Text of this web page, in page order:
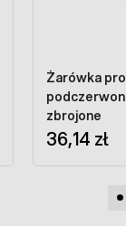
Żarówka
zbrojone
36,14 zł